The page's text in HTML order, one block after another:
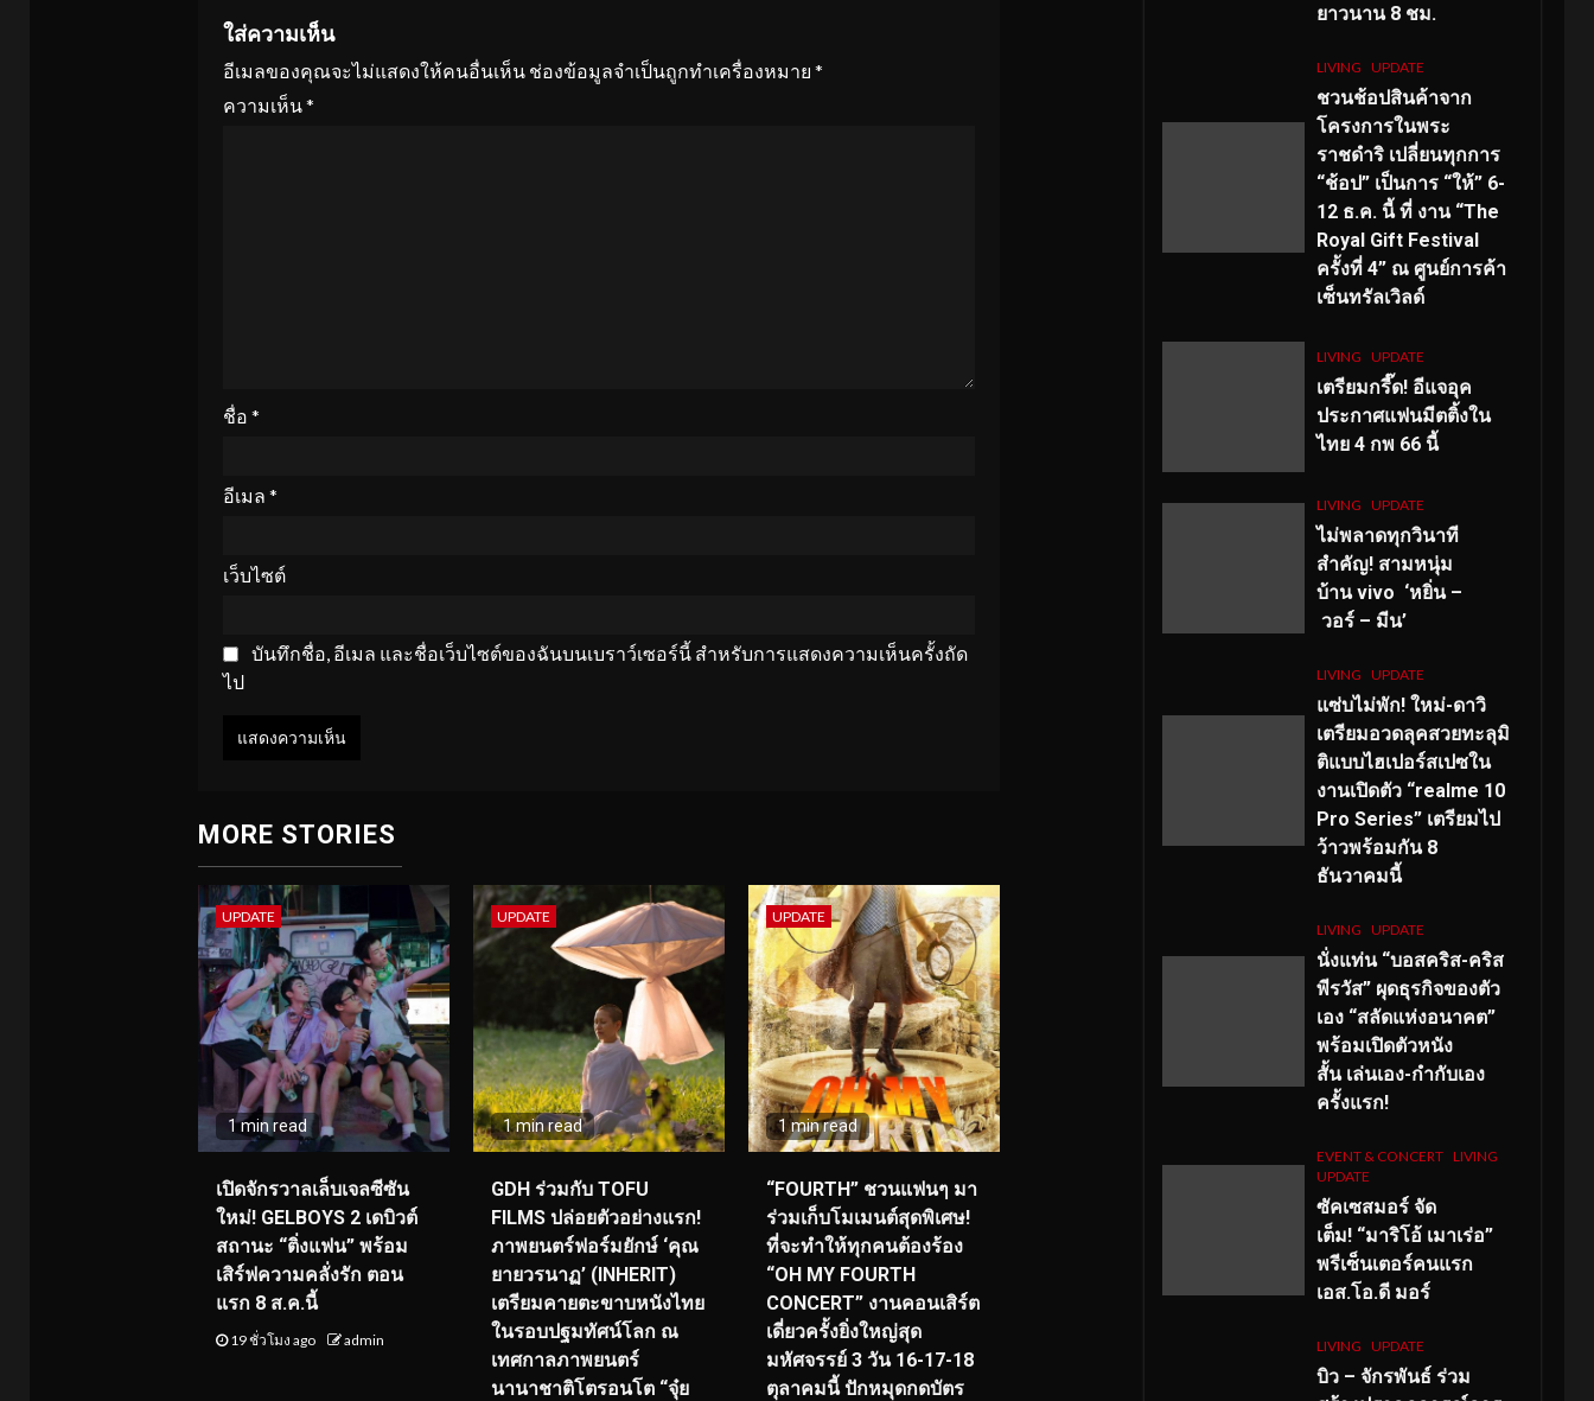
ใส่ความเห็น
อีเมลของคุณจะไม่แสดงให้คนอื่นเห็น ช่องข้อมูลจำเป็นถูกทำเครื่องหมาย *
ความเห็น*
ชื่อ *
อีเมล *
เว็บไซต์
บันทึกชื่อ, อีเมล และชื่อเว็บไซต์ของฉันบนเบราว์เซอร์นี้ สำหรับการแสดงความเห็นครั้งถัด
ไป
MORE STORIES
UPDATE
1 min read
เปิดจักรวาลเล็บเจลซีซัน
ใหม่! GELBOYS 2 เดบิวต์
สถานะ “ติ่งแฟน” พร้อม
เสิร์ฟความคลั่งรัก ตอน
แรก 8 ส.ค.นี้
19 ชั่วโมง ago admin
UPDATE
1 min read
GDH ร่วมกับ TOFU
FILMS ปล่อยตัวอย่างแรก!
ภาพยนตร์ฟอร์มยักษ์ ‘คุณ
ยายวรนาฏ’ (INHERIT)
เตรียมคายตะขาบหนังไทย
ในรอบปฐมทัศน์โลก ณ
เทศกาลภาพยนตร์
นานาชาติโตรอนโต “จุ๋ย
UPDATE
1 min read
“FOURTH” ชวนแฟนๆ มา
ร่วมเก็บโมเมนต์สุดพิเศษ!
ที่จะทำให้ทุกคนต้องร้อง
“OH MY FOURTH
CONCERT” งานคอนเสิร์ต
เดี่ยวครั้งยิ่งใหญ่สุด
มหัศจรรย์ 3 วัน 16-17-18
ตุลาคมนี้ ปักหมุดกดบัตร
ยาวนาน 8 ชม.
LIVING UPDATE
ชวนช้อปสินค้าจาก
โครงการในพระ
ราชดำริ เปลี่ยนทุกการ
“ช้อป” เป็นการ “ให้” 6-
12 ธ.ค. นี้ ที่ งาน “The
Royal Gift Festival
ครั้งที่ 4” ณ ศูนย์การค้า
เซ็นทรัลเวิลด์
LIVING UPDATE
เตรียมกรี๊ด! อีแจอุค
ประกาศแฟนมีตติ้งใน
ไทย 4 กพ 66 นี้
LIVING UPDATE
ไม่พลาดทุกวินาที
สำคัญ! สามหนุ่ม
บ้าน vivo ‘หยิ่น –
วอร์ – มีน’
LIVING UPDATE
แซ่บไม่พัก! ใหม่-ดาวิ
เตรียมอวดลุคสวยทะลุมิ
ติแบบไฮเปอร์สเปซใน
งานเปิดตัว “realme 10
Pro Series” เตรียมไป
ว้าวพร้อมกัน 8
ธันวาคมนี้
LIVING UPDATE
นั่งแท่น “บอสคริส-คริส
พีรวัส” ผุดธุรกิจของตัว
เอง “สลัดแห่งอนาคต”
พร้อมเปิดตัวหนัง
สั้น เล่นเอง-กำกับเอง
ครั้งแรก!
EVENT & CONCERT LIVING
UPDATE
ซัคเซสมอร์ จัด
เต็ม! “มาริโอ้ เมาเร่อ”
พรีเซ็นเตอร์คนแรก
เอส.โอ.ดี มอร์
LIVING UPDATE
บิว – จักรพันธ์ ร่วม